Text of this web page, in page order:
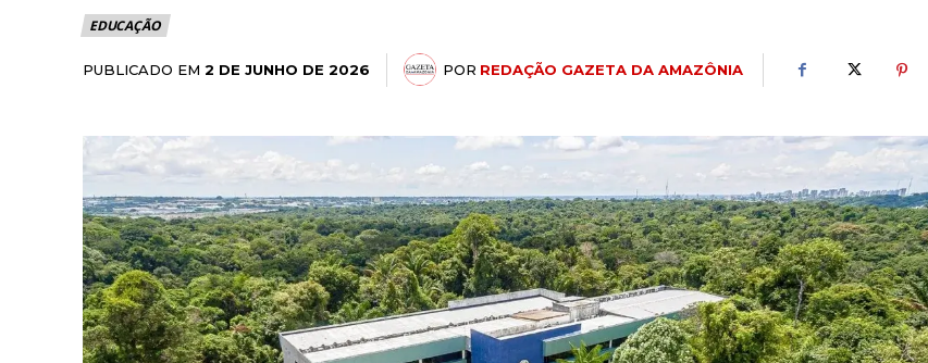
EDUCAÇÃO
PUBLICADO EM 2 DE JUNHO DE 2026 POR REDAÇÃO GAZETA DA AMAZÔNIA